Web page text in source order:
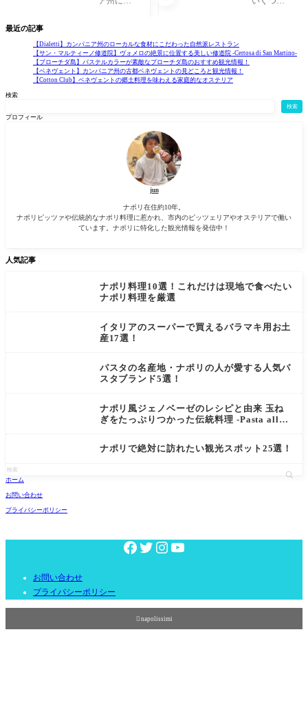
最近の記事
【Dialetti】カンパニア州のローカルな食材にこだわった自然派レストラン
【サン・マルティーノ修道院】ヴォメロの絶景に位置する美しい修道院 -Certosa di San Martino-
【プローチダ島】パステルカラーが素敵なプローチダ島のおすすめ観光情報！
【ベネヴェント】カンパニア州の古都ベネヴェントの見どころと観光情報！
【Cotton Club】ベネヴェントの郷土料理を味わえる家庭的なオステリア
検索
検索
プロフィール
jun
ナポリ在住約10年。
ナポリピッツァや伝統的なナポリ料理に惹かれ、市内のピッツェリアやオステリアで働い
ています。ナポリに特化した観光情報を発信中！
人気記事
ナポリ料理10選！これだけは現地で食べたい
ナポリ料理を厳選
イタリアのスーパーで買えるバラマキ用お土
産17選！
パスタの名産地・ナポリの人が愛する人気パ
スタブランド5選！
ナポリ風ジェノベーゼのレシピと由来 玉ね
ぎをたっぷりつかった伝統料理 -Pasta alla
ナポリで絶対に訪れたい観光スポット25選！
ホーム
お問い合わせ
プライバシーポリシー
と観光情
報！
ネヴェン
ト県の県
都、ベネ
ヴェント
マ時代の
rcato del
中心にあ
ートとい
えばピー
お問い合わせ
プライバシーポリシー
 napolissimi